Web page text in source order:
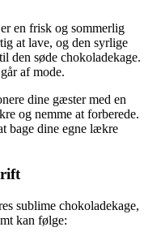
en frisk og sommerlig
at lave, og den syrlige
den søde chokoladekage.
af mode.
dine gæster med en
og nemme at forberede.
bage dine egne lækre
sublime chokoladekage,
kan følge: